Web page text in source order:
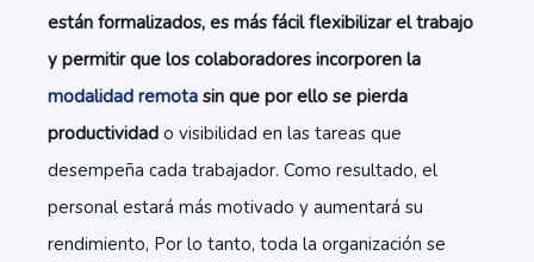
están formalizados, es más fácil flexibilizar el trabajo
y permitir que los colaboradores incorporen la
modalidad remota sin que por ello se pierda
productividad o visibilidad en las tareas que
desempeña cada trabajador. Como resultado, el
personal estará más motivado y aumentará su
rendimiento, Por lo tanto, toda la organización se